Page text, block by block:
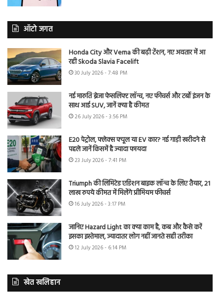
ऑटो जगत
Honda City और Verna की बढ़ी टेंशन, नए अवतार में आ
रही Skoda Slavia Facelift
30 July 2026 - 7:48 PM
नई मारुति ब्रेजा फेसलिफ्ट लॉन्च, नए फीचर्स और टर्बो इंजन के
साथ आई SUV, जानें क्या है कीमत
26 July 2026 - 3:56 PM
E20 पेट्रोल, फ्लेक्स फ्यूल या EV कार? नई गाड़ी खरीदने से
पहले जानें किसमें है ज्यादा फायदा
23 July 2026 - 7:41 PM
Triumph की लिमिटेड एडिशन बाइक लॉन्च के लिए तैयार, 21
लाख रुपये कीमत में मिलेंगे प्रीमियम फीचर्स
16 July 2026 - 3:17 PM
जानिए Hazard Light का क्या काम है, कब और कैसे करें
इसका इस्तेमाल, ज्यादातर लोग नहीं जानते सही तरीका
12 July 2026 - 6:14 PM
खेत खलिहान